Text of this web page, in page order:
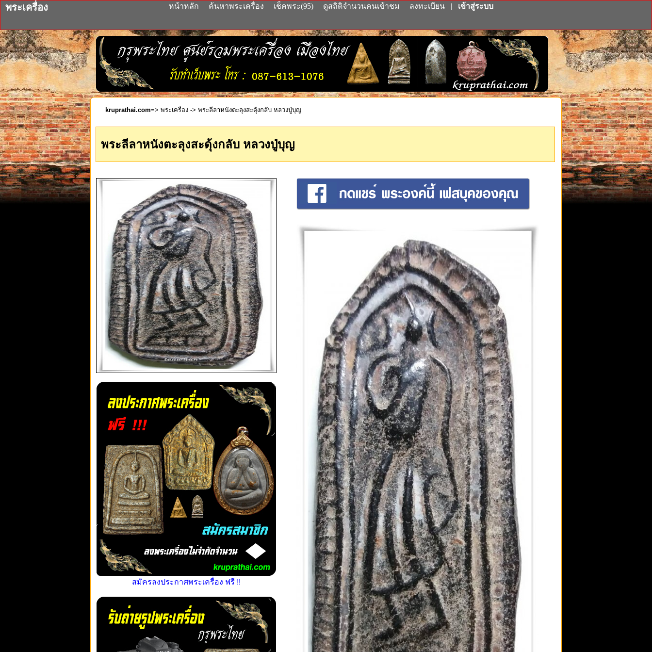
พระเครื่อง หน้าหลัก ค้นหาพระเครื่อง เช็คพระ(95) ดูสถิติจำนวนคนเข้าชม ลงทะเบียน | เข้าสู่ระบบ
kruprathai.com=> พระเครื่อง -> พระลีลาหนังตะลุงสะดุ้งกลับ หลวงปู่บุญ
พระลีลาหนังตะลุงสะดุ้งกลับ หลวงปู่บุญ
สมัครลงประกาศพระเครื่อง ฟรี !!